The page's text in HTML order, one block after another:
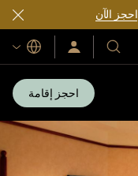
احجز الآن
فنادقنا
ومنتجعاتنا
سجّل
الدخول/
اللغات
احجز إقامة